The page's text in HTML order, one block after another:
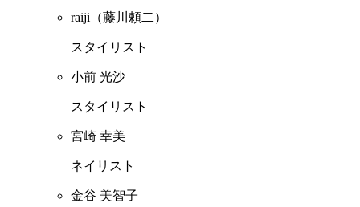
raiji（藤川頼二）
スタイリスト
小前 光沙
スタイリスト
宮崎 幸美
ネイリスト
金谷 美智子